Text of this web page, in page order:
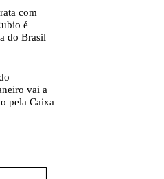
com
é
do Brasil
vai a
pela Caixa